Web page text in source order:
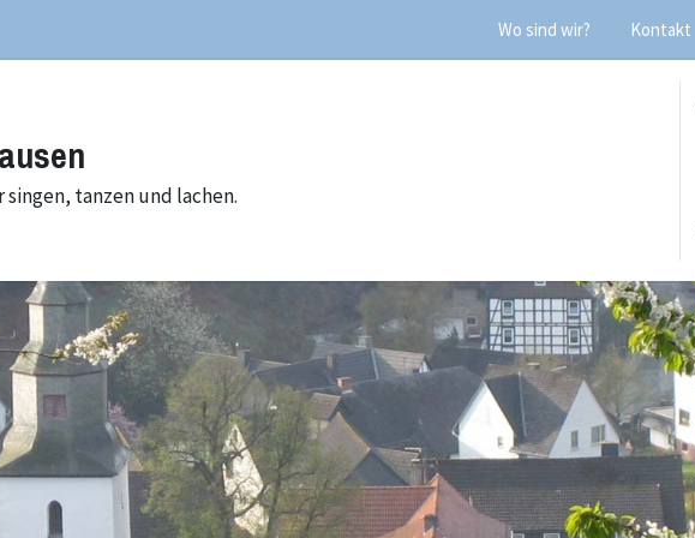
Wo sind wir? Kontakt
tanzen und lachen.